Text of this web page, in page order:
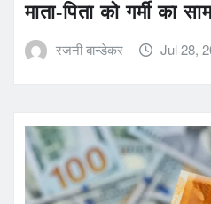
माता-पिता को गर्मी का
रजनी बान्डेकर Jul 28,